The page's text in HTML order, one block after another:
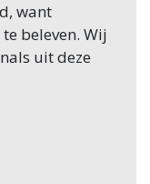
want
beleven. Wij
uit deze